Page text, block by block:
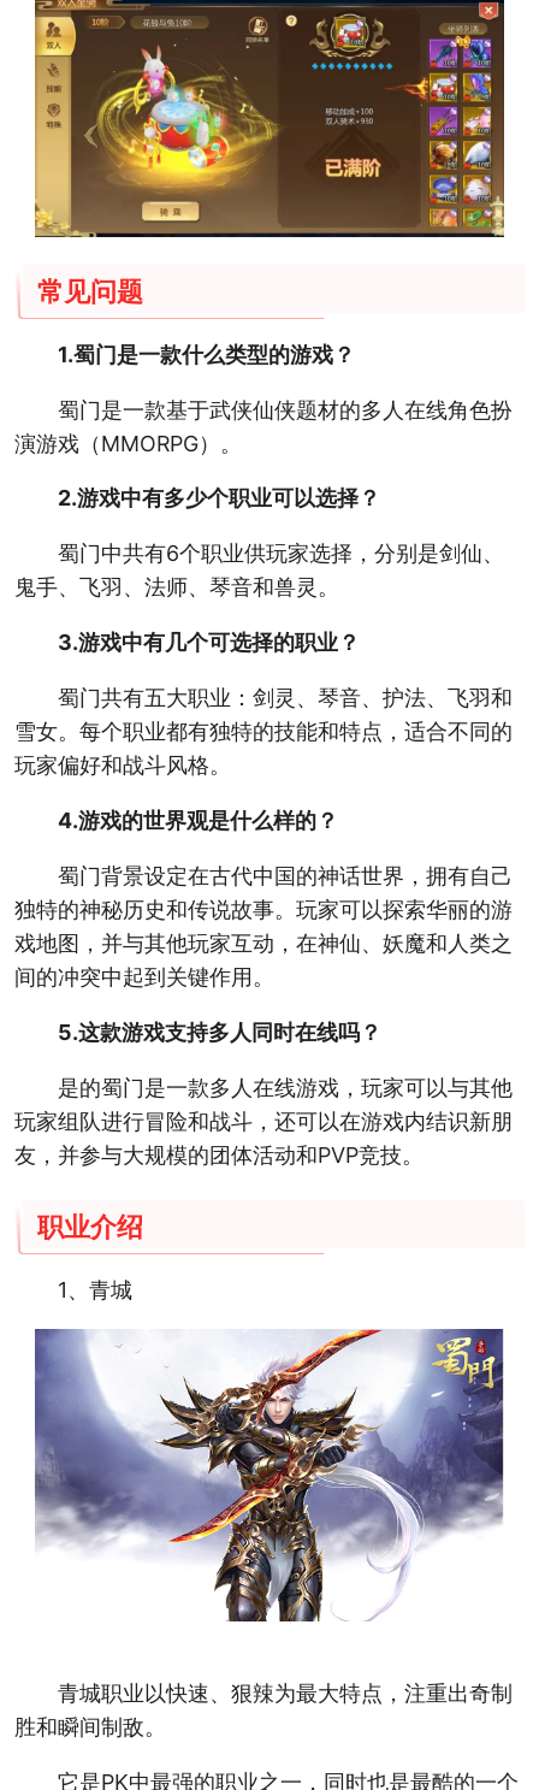
常见问题
1.蜀门是一款什么类型的游戏？
蜀门是一款基于武侠仙侠题材的多人在线角色扮
演游戏（MMORPG）。
2.游戏中有多少个职业可以选择？
蜀门中共有6个职业供玩家选择，分别是剑仙、
鬼手、飞羽、法师、琴音和兽灵。
3.游戏中有几个可选择的职业？
蜀门共有五大职业：剑灵、琴音、护法、飞羽和
雪女。每个职业都有独特的技能和特点，适合不同的
玩家偏好和战斗风格。
4.游戏的世界观是什么样的？
蜀门背景设定在古代中国的神话世界，拥有自己
独特的神秘历史和传说故事。玩家可以探索华丽的游
戏地图，并与其他玩家互动，在神仙、妖魔和人类之
间的冲突中起到关键作用。
5.这款游戏支持多人同时在线吗？
是的蜀门是一款多人在线游戏，玩家可以与其他
玩家组队进行冒险和战斗，还可以在游戏内结识新朋
友，并参与大规模的团体活动和PVP竞技。
职业介绍
1、青城
青城职业以快速、狠辣为最大特点，注重出奇制
胜和瞬间制敌。
它是PK中最强的职业之一，同时也是最酷的一个